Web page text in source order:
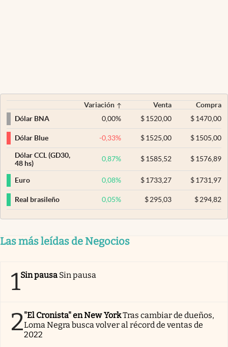
Variación Venta
Compra
Dólar BNA
0,00% $ 1520,00 $1470,00
Dólar Blue -0,33% $ 1525,00 $1505,00
Dólar CCL (GD30,
48 hs)
0,87% $ 1585,52 $1576,89
Euro 0,08% $ 1733,27 $1731,97
Real brasileño 0,05% $ 295,03 $294,82
Las más leídas de Negocios
1Sin pausa Sin pausa
2"El Cronista" en New YorkTras cambiar de dueños,
Loma Negra busca volver al récord de ventas de
2022